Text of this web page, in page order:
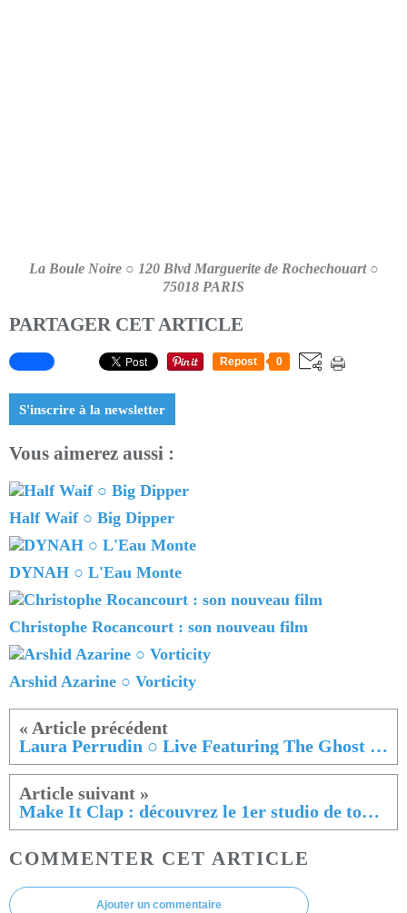
La Boule Noire ○ 120 Blvd Marguerite de Rochechouart ○
75018 PARIS
PARTAGER CET ARTICLE
Repost 0
S'inscrire à la newsletter
Vous aimerez aussi :
Half Waif ○ Big Dipper
DYNAH ○ L'Eau Monte
Christophe Rocancourt : son nouveau film
Arshid Azarine ○ Vorticity
Laura Perrudin ○ Live Featuring The Ghost Orchestra
Make It Clap : découvrez le 1er studio de tournage immersif français !
COMMENTER CET ARTICLE
Ajouter un commentaire